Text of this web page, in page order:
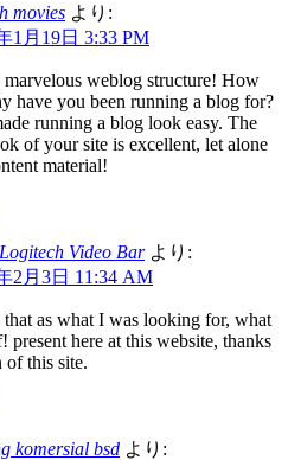
h movies より:
1月19日 3:33 PM
marvelous weblog structure! How
have you been running a blog for?
running a blog look easy. The
of your site is excellent, let alone
material!
Logitech Video Bar より:
2月3日 11:34 AM
as what I was looking for, what
present here at this website, thanks
of this site.
komersial bsd より: